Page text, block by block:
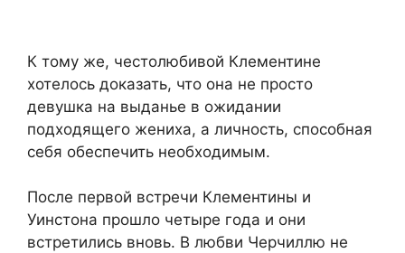
К тому же, честолюбивой Клементине
хотелось доказать, что она не просто
девушка на выданье в ожидании
подходящего жениха, а личность, способная
себя обеспечить необходимым.
После первой встречи Клементины и
Уинстона прошло четыре года и они
встретились вновь. В любви Черчиллю не